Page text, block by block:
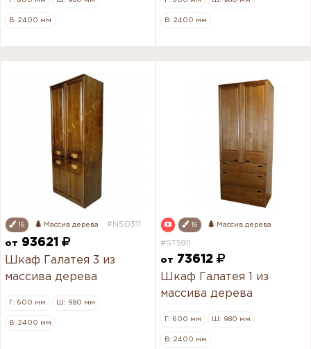
В: 2400 мм В: 2400 мм
16 Массив дерева #NS0311
от
93621
Шкаф Галатея 3 из
массива дерева
Г: 600 мм Ш: 980 мм
В: 2400 мм
16 Массив дерева
#ST5911
от
73612
Шкаф Галатея 1 из
массива дерева
Г: 600 мм Ш: 980 мм
В: 2400 мм